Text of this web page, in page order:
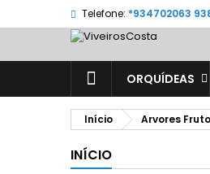
Telefone: *934702063
ORQUÍDEAS
Início Arvores Fruto
INÍCIO